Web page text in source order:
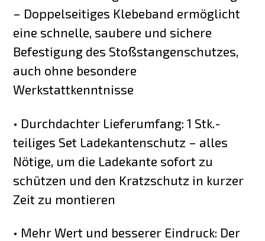
– Doppelseitiges Klebeband ermöglicht
eine schnelle, saubere und sichere
Befestigung des Stoßstangenschutzes,
auch ohne besondere
Werkstattkenntnisse
• Durchdachter Lieferumfang: 1 Stk.-
teiliges Set Ladekantenschutz – alles
Nötige, um die Ladekante sofort zu
schützen und den Kratzschutz in kurzer
Zeit zu montieren
• Mehr Wert und besserer Eindruck: Der